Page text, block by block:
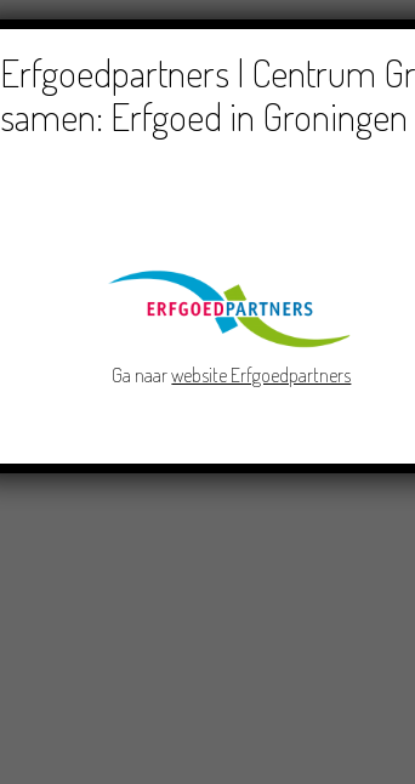
Erfgoedpartners | Centrum
samen: Erfgoed in Groningen
Ga naarwebsite Erfgoedpartners